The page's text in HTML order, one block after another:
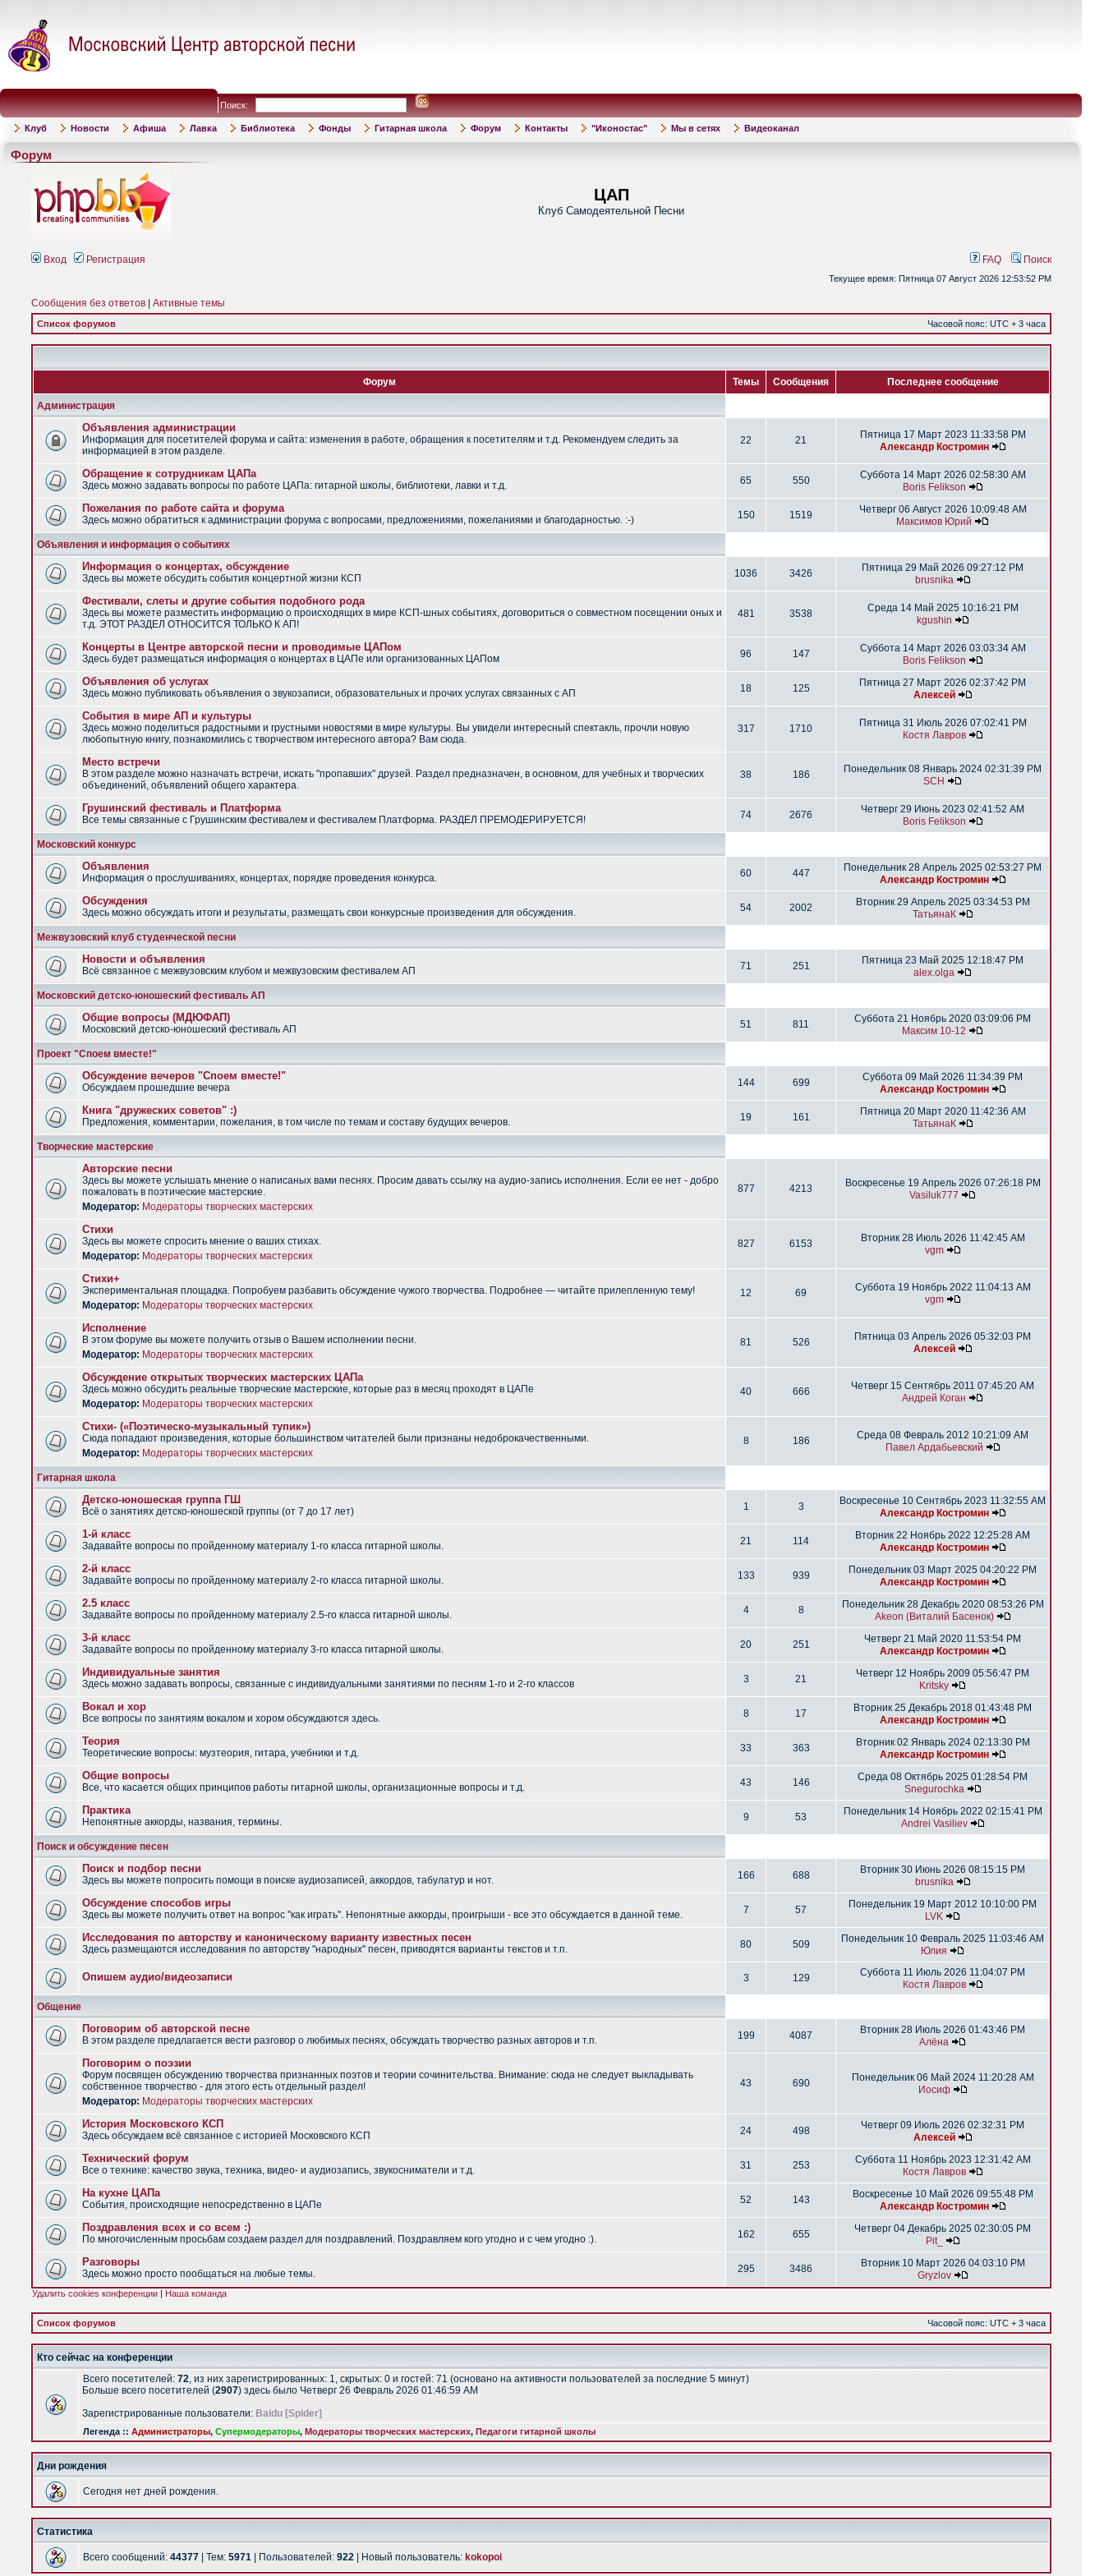
Поиск:
Клуб Новости Афиша Лавка Библиотека Фонды Гитарная школа Форум Контакты "Иконостас" Мы в сетях Видеоканал
Форум
ЦАП
Клуб Самодеятельной Песни
Вход Регистрация FAQ Поиск
Текущее время: Пятница 07 Август 2026 12:53:52 PM
Сообщения без ответов Активные темы
Список форумов Часовой пояс: UTC + 3 часа
Форум Темы Сообщения Последнее сообщение
Администрация
Объявления администрации
Информация для посетителей форума и сайта: изменения в работе, обращения к посетителям и т.д. Рекомендуем следить за
информацией в этом разделе.
22 21
Пятница 17 Март 2023 11:33:58 PM
Александр Костромин
Обращение к сотрудникам ЦАПа
Здесь можно задавать вопросы по работе ЦАПа: гитарной школы, библиотеки, лавки и т.д. 65 550
Суббота 14 Март 2026 02:58:30 AM
Boris Felikson
Пожелания по работе сайта и форума
Здесь можно обратиться к администрации форума с вопросами, предложениями, пожеланиями и благодарностью. :-) 150 1519
Четверг 06 Август 2026 10:09:48 AM
Максимов Юрий
Объявления и информация о событиях
Информация о концертах, обсуждение
Здесь вы можете обсудить события концертной жизни КСП 1036 3426
Пятница 29 Май 2026 09:27:12 PM
brusnika
Фестивали, слеты и другие события подобного рода
Здесь вы можете разместить информацию о происходящих в мире КСП-шных событиях, договориться о совместном посещении оных и
т.д. ЭТОТ РАЗДЕЛ ОТНОСИТСЯ ТОЛЬКО К АП!
481 3538
Среда 14 Май 2025 10:16:21 PM
kgushin
Концерты в Центре авторской песни и проводимые ЦАПом
Здесь будет размещаться информация о концертах в ЦАПе или организованных ЦАПом 96 147
Суббота 14 Март 2026 03:03:34 AM
Boris Felikson
Объявления об услугах
Здесь можно публиковать объявления о звукозаписи, образовательных и прочих услугах связанных с АП 18 125
Пятница 27 Март 2026 02:37:42 PM
Алексей
События в мире АП и культуры
Здесь можно поделиться радостными и грустными новостями в мире культуры. Вы увидели интересный спектакль, прочли новую
любопытную книгу, познакомились с творчеством интересного автора? Вам сюда.
317 1710
Пятница 31 Июль 2026 07:02:41 PM
Костя Лавров
Место встречи
В этом разделе можно назначать встречи, искать "пропавших" друзей. Раздел предназначен, в основном, для учебных и творческих
объединений, объявлений общего характера.
38 186
Понедельник 08 Январь 2024 02:31:39 PM
SCH
Грушинский фестиваль и Платформа
Все темы связанные с Грушинским фестивалем и фестивалем Платформа. РАЗДЕЛ ПРЕМОДЕРИРУЕТСЯ! 74 2676
Четверг 29 Июнь 2023 02:41:52 AM
Boris Felikson
Московский конкурс
Объявления
Информация о прослушиваниях, концертах, порядке проведения конкурса. 60 447
Понедельник 28 Апрель 2025 02:53:27 PM
Александр Костромин
Обсуждения
Здесь можно обсуждать итоги и результаты, размещать свои конкурсные произведения для обсуждения. 54 2002
Вторник 29 Апрель 2025 03:34:53 PM
ТатьянаК
Межвузовский клуб студенческой песни
Новости и объявления
Всё связанное с межвузовским клубом и межвузовским фестивалем АП 71 251
Пятница 23 Май 2025 12:18:47 PM
alex.olga
Московский детско-юношеский фестиваль АП
Общие вопросы (МДЮФАП)
Московский детско-юношеский фестиваль АП 51 811
Суббота 21 Ноябрь 2020 03:09:06 PM
Максим 10-12
Проект "Споем вместе!"
Обсуждение вечеров "Споем вместе!"
Обсуждаем прошедшие вечера 144 699
Суббота 09 Май 2026 11:34:39 PM
Александр Костромин
Книга "дружеских советов" :)
Предложения, комментарии, пожелания, в том числе по темам и составу будущих вечеров. 19 161
Пятница 20 Март 2020 11:42:36 AM
ТатьянаК
Творческие мастерские
Авторские песни
Здесь вы можете услышать мнение о написаных вами песнях. Просим давать ссылку на аудио-запись исполнения. Если ее нет - добро
пожаловать в поэтические мастерские.
Модератор: Модераторы творческих мастерских
877 4213
Воскресенье 19 Апрель 2026 07:26:18 PM
Vasiluk777
Стихи
Здесь вы можете спросить мнение о ваших стихах.
Модератор: Модераторы творческих мастерских
827 6153
Вторник 28 Июль 2026 11:42:45 AM
vgm
Стихи+
Экспериментальная площадка. Попробуем разбавить обсуждение чужого творчества. Подробнее — читайте прилепленную тему!
Модератор: Модераторы творческих мастерских
12 69
Суббота 19 Ноябрь 2022 11:04:13 AM
vgm
Исполнение
В этом форуме вы можете получить отзыв о Вашем исполнении песни.
Модератор: Модераторы творческих мастерских
81 526
Пятница 03 Апрель 2026 05:32:03 PM
Алексей
Обсуждение открытых творческих мастерских ЦАПа
Здесь можно обсудить реальные творческие мастерские, которые раз в месяц проходят в ЦАПе
Модератор: Модераторы творческих мастерских
40 666
Четверг 15 Сентябрь 2011 07:45:20 AM
Андрей Коган
Стихи- («Поэтическо-музыкальный тупик»)
Сюда попадают произведения, которые большинством читателей были признаны недоброкачественными.
Модератор: Модераторы творческих мастерских
8 186
Среда 08 Февраль 2012 10:21:09 AM
Павел Ардабьевский
Гитарная школа
Детско-юношеская группа ГШ
Всё о занятиях детско-юношеской группы (от 7 до 17 лет) 1 3
Воскресенье 10 Сентябрь 2023 11:32:55 AM
Александр Костромин
1-й класс
Задавайте вопросы по пройденному материалу 1-го класса гитарной школы. 21 114
Вторник 22 Ноябрь 2022 12:25:28 AM
Александр Костромин
2-й класс
Задавайте вопросы по пройденному материалу 2-го класса гитарной школы. 133 939
Понедельник 03 Март 2025 04:20:22 PM
Александр Костромин
2.5 класс
Задавайте вопросы по пройденному материалу 2.5-го класса гитарной школы. 4 8
Понедельник 28 Декабрь 2020 08:53:26 PM
Akeon (Виталий Басенок)
3-й класс
Задавайте вопросы по пройденному материалу 3-го класса гитарной школы. 20 251
Четверг 21 Май 2020 11:53:54 PM
Александр Костромин
Индивидуальные занятия
Здесь можно задавать вопросы, связанные с индивидуальными занятиями по песням 1-го и 2-го классов 3 21
Четверг 12 Ноябрь 2009 05:56:47 PM
Kritsky
Вокал и хор
Все вопросы по занятиям вокалом и хором обсуждаются здесь. 8 17
Вторник 25 Декабрь 2018 01:43:48 PM
Александр Костромин
Теория
Теоретические вопросы: музтеория, гитара, учебники и т.д. 33 363
Вторник 02 Январь 2024 02:13:30 PM
Александр Костромин
Общие вопросы
Все, что касается общих принципов работы гитарной школы, организационные вопросы и т.д. 43 146
Среда 08 Октябрь 2025 01:28:54 PM
Snegurochka
Практика
Непонятные аккорды, названия, термины. 9 53
Понедельник 14 Ноябрь 2022 02:15:41 PM
Andrei Vasiliev
Поиск и обсуждение песен
Поиск и подбор песни
Здесь вы можете попросить помощи в поиске аудиозаписей, аккордов, табулатур и нот. 166 688
Вторник 30 Июнь 2026 08:15:15 PM
brusnika
Обсуждение способов игры
Здесь вы можете получить ответ на вопрос "как играть". Непонятные аккорды, проигрыши - все это обсуждается в данной теме. 7 57
Понедельник 19 Март 2012 10:10:00 PM
LVK
Исследования по авторству и каноническому варианту известных песен
Здесь размещаются исследования по авторству "народных" песен, приводятся варианты текстов и т.п. 80 509
Понедельник 10 Февраль 2025 11:03:46 AM
Юлия
Опишем аудио/видеозаписи 3 129
Суббота 11 Июль 2026 11:04:07 PM
Костя Лавров
Общение
Поговорим об авторской песне
В этом разделе предлагается вести разговор о любимых песнях, обсуждать творчество разных авторов и т.п. 199 4087
Вторник 28 Июль 2026 01:43:46 PM
Алёна
Поговорим о поэзии
Форум посвящен обсуждению творчества признанных поэтов и теории сочинительства. Внимание: сюда не следует выкладывать
собственное творчество - для этого есть отдельный раздел!
Модератор: Модераторы творческих мастерских
43 690
Понедельник 06 Май 2024 11:20:28 AM
Иосиф
История Московского КСП
Здесь обсуждаем всё связанное с историей Московского КСП 24 498
Четверг 09 Июль 2026 02:32:31 PM
Алексей
Технический форум
Все о технике: качество звука, техника, видео- и аудиозапись, звукосниматели и т.д. 31 253
Суббота 11 Ноябрь 2023 12:31:42 AM
Костя Лавров
На кухне ЦАПа
События, происходящие непосредственно в ЦАПе 52 143
Воскресенье 10 Май 2026 09:55:48 PM
Александр Костромин
Поздравления всех и со всем :)
По многочисленным просьбам создаем раздел для поздравлений. Поздравляем кого угодно и с чем угодно :). 162 655
Четверг 04 Декабрь 2025 02:30:05 PM
Pit_
Разговоры
Здесь можно просто пообщаться на любые темы. 295 3486
Вторник 10 Март 2026 04:03:10 PM
Gryzlov
Удалить cookies конференции | Наша команда
Список форумов Часовой пояс: UTC + 3 часа
Кто сейчас на конференции
Всего посетителей: 72, из них зарегистрированных: 1, скрытых: 0 и гостей: 71 (основано на активности пользователей за последние 5 минут)
Больше всего посетителей (2907) здесь было Четверг 26 Февраль 2026 01:46:59 AM
Зарегистрированные пользователи: Baidu [Spider]
Легенда :: Администраторы, Супермодераторы, Модераторы творческих мастерских, Педагоги гитарной школы
Дни рождения
Сегодня нет дней рождения.
Статистика
Всего сообщений: 44377 | Тем: 5971 | Пользователей: 922 | Новый пользователь: kokopoi